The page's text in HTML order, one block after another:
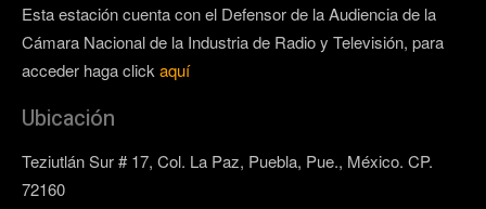
Esta estación cuenta con el Defensor de la Audiencia de la
Cámara Nacional de la Industria de Radio y Televisión, para
acceder haga click aquí
Ubicación
Teziutlán Sur # 17, Col. La Paz, Puebla, Pue., México. CP.
72160